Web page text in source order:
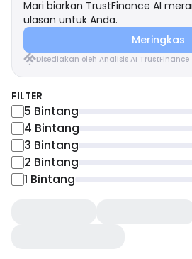
Mari biarkan TrustFinance AI
ulasan untuk Anda.
Meringkas
Disediakan oleh Analisis AI TrustFinance
FILTER
5 Bintang
4 Bintang
3 Bintang
2 Bintang
1 Bintang